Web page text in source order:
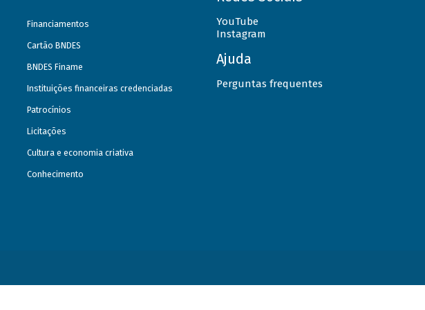
Financiamentos
Cartão BNDES
BNDES Finame
Instituições financeiras credenciadas
Patrocínios
Licitações
Cultura e economia criativa
Conhecimento
YouTube
Instagram
Ajuda
Perguntas frequentes